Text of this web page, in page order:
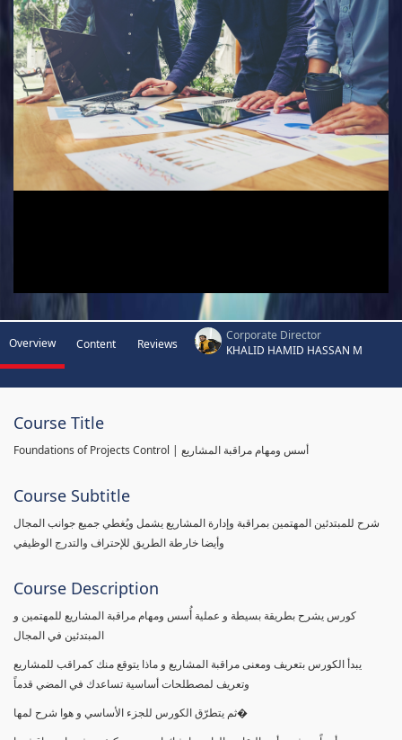
Overview Content Reviews
Corporate Director
KHALID HAMID HASSAN M
Course Title
Foundations of Projects Control | أسس ومهام مراقبة المشاريع
Course Subtitle
شرح للمبتدئين المهتمين بمراقبة وإدارة المشاريع يشمل ويُغطي جميع جوانب المجال
وأيضا خارطة الطريق للإحتراف والتدرج الوظيفي
Course Description
كورس يشرح بطريقة بسيطة و عملية أُسس ومهام مراقبة المشاريع للمهتمين و
المبتدئين في المجال
يبدأ الكورس بتعريف ومعنى مراقبة المشاريع و ماذا يتوقع منك كمراقب للمشاريع
وتعريف لمصطلحات أساسية تساعدك في المضي قدماً
ثم يتطرّق الكورس للجزء الأساسي و هوا شرح لمها�